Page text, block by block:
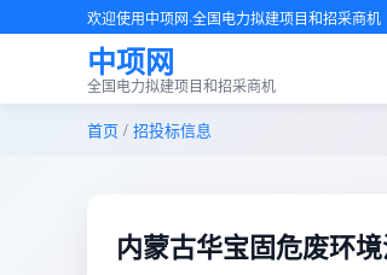
欢迎使用中项网·全国电力拟建项目和招采商机
中项网
全国电力拟建项目和招采商机
首页 / 招投标信息
内蒙古华宝固危废环